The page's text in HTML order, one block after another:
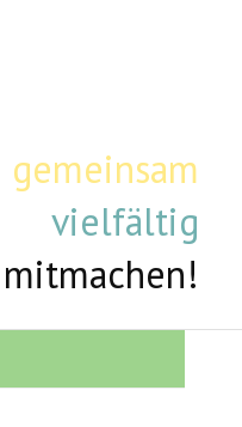
gemeinsam
vielfältig
mitmachen!